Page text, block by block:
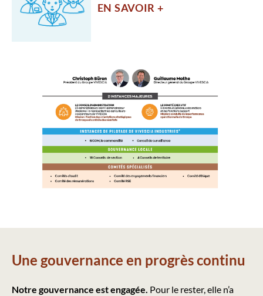
EN SAVOIR +
Une gouvernance en progrès continu
Notre gouvernance est engagée. Pour le rester, elle n’a